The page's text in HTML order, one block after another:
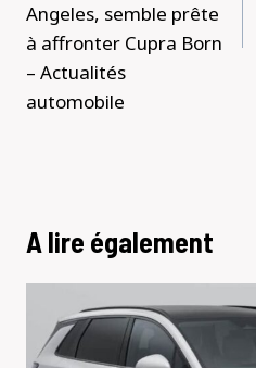
Angeles, semble prête
à affronter Cupra Born
– Actualités
automobile
A lire également